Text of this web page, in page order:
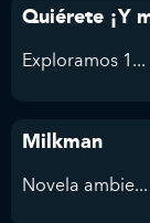
Quiérete ¡Y
Exploramos 1...
Milkman
Novela ambie...